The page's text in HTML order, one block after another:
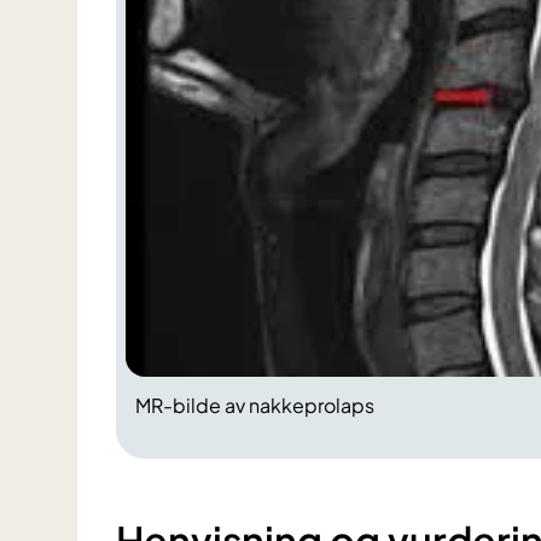
MR-bilde av nakkeprolaps